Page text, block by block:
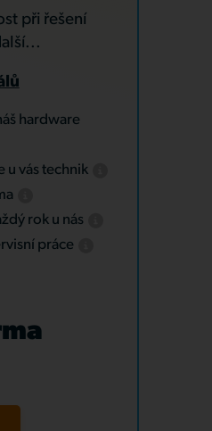
při řešení
hardware
u vás technik
rok u nás
práce